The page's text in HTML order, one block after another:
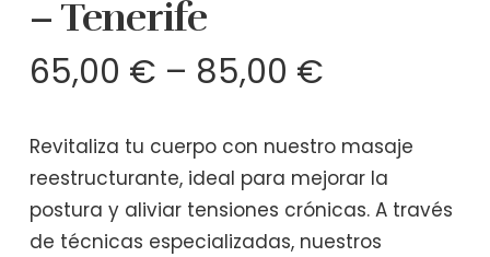
– Tenerife
65,00 € – 85,00 €
Revitaliza tu cuerpo con nuestro masaje
reestructurante, ideal para mejorar la
postura y aliviar tensiones crónicas. A través
de técnicas especializadas, nuestros